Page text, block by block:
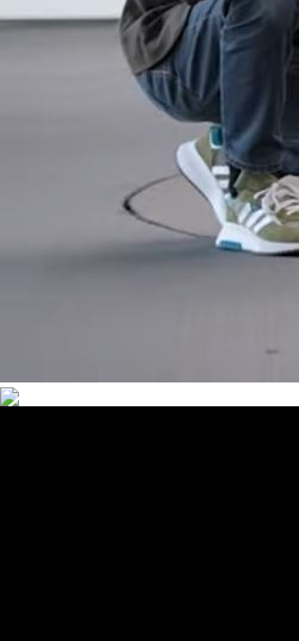
Znižovanie prevádzkových nákladov je
najefektívnejšom režime jazdy. Či už